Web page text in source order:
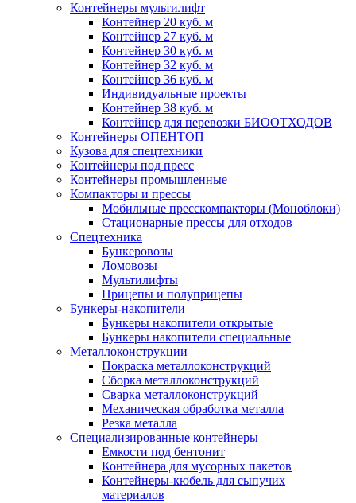
Контейнеры мультилифт
Контейнер 20 куб. м
Контейнер 27 куб. м
Контейнер 30 куб. м
Контейнер 32 куб. м
Контейнер 36 куб. м
Индивидуальные проекты
Контейнер 38 куб. м
Контейнер для перевозки БИООТХОДОВ
Контейнеры ОПЕНТОП
Кузова для спецтехники
Контейнеры под пресс
Контейнеры промышленные
Компакторы и прессы
Мобильные пресскомпакторы (Моноблоки)
Стационарные прессы для отходов
Спецтехника
Бункеровозы
Ломовозы
Мультилифты
Прицепы и полуприцепы
Бункеры-накопители
Бункеры накопители открытые
Бункеры накопители специальные
Металлоконструкции
Покраска металлоконструкций
Сборка металлоконструкций
Сварка металлоконструкций
Механическая обработка металла
Резка металла
Специализированные контейнеры
Емкости под бентонит
Контейнера для мусорных пакетов
Контейнеры-кюбель для сыпучих
материалов